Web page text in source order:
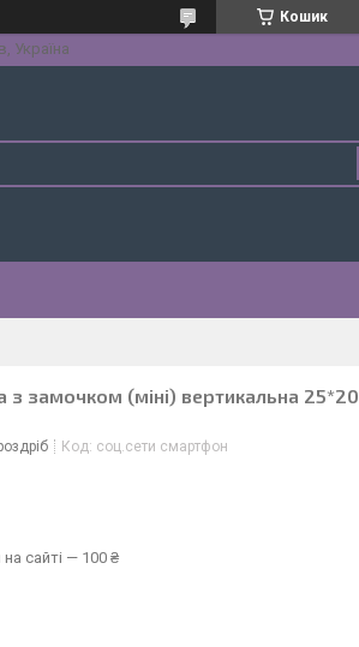
Кошик
Україна
з замочком (міні) вертикальна 25*20
Код: соц.сети смартфон
сайті — 100 ₴